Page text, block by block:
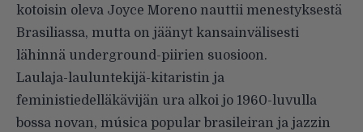
kotoisin oleva Joyce Moreno nauttii menestyksestä
Brasiliassa, mutta on jäänyt kansainvälisesti
lähinnä underground-piirien suosioon.
Laulaja-lauluntekijä-kitaristin ja
feministiedelläkävijän ura alkoi jo 1960-luvulla
bossa novan, música popular brasileiran ja jazzin